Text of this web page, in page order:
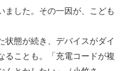
ました。その一因が、こども
状態が続き、デバイスがダイ
ることも。「充電コードが複